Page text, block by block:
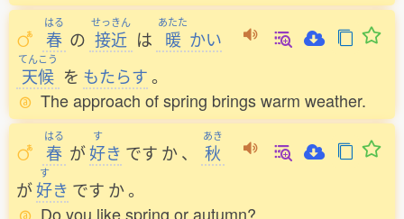
はる
春 の
せっきん
接近 は
あたた
暖 かい
てんこう
天候 を もたらす。
The approach of spring brings warm weather.
はる
春 が
す
好き です か 、
あき
秋
が
す
好き です か。
Do you like spring or autumn?